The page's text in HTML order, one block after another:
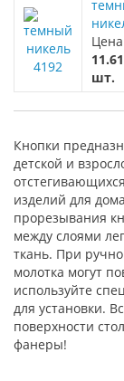
4192
шт.
Кнопки
детской и
изделий для
прорезывания
между слоями
ткань. При
молотка могут
используйте
для установки.
поверхности
фанеры!